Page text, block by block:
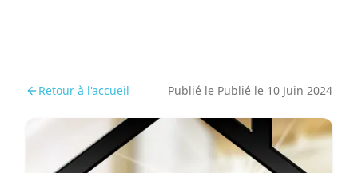
Retour à l'accueil Publié le Publié le 10 Juin 2024